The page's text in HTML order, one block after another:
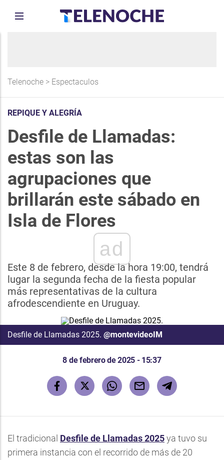
Telenoche > Espectaculos
REPIQUE Y ALEGRÍA
Desfile de Llamadas:
estas son las
agrupaciones que
brillarán este sábado en
Isla de Flores
ad
Este 8 de febrero, desde la hora 19:00, tendrá
lugar la segunda fecha de la fiesta popular
más representativas de la cultura
afrodescendiente en Uruguay.
Desfile de Llamadas 2025. @montevideoIM
8 de febrero de 2025 - 15:37
El tradicional Desfile de Llamadas 2025ya tuvo su
primera instancia con el recorrido de más de 20